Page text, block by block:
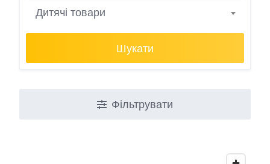
Дитячі товари
Шукати
Фільтрувати